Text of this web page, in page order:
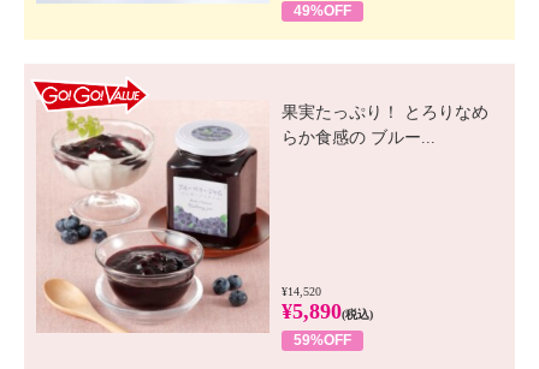
49%OFF
果実たっぷり！ とろりなめ
らか食感の ブルー...
¥14,520
¥5,890(税込)
59%OFF